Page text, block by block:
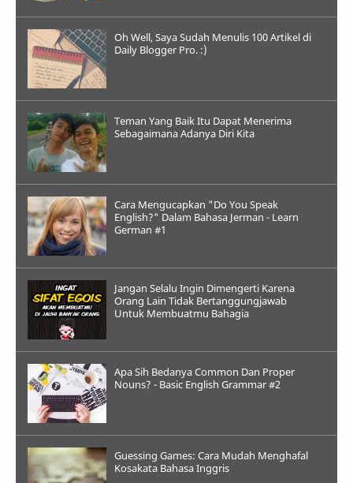
Oh Well, Saya Sudah Menulis 100 Artikel di
Daily Blogger Pro. :)
Teman Yang Baik Itu Dapat Menerima
Sebagaimana Adanya Diri Kita
Cara Mengucapkan "Do You Speak
English?" Dalam Bahasa Jerman - Learn
German #1
Jangan Selalu Ingin Dimengerti Karena
Orang Lain Tidak Bertanggungjawab
Untuk Membuatmu Bahagia
Apa Sih Bedanya Common Dan Proper
Nouns? - Basic English Grammar #2
Guessing Games: Cara Mudah Menghafal
Kosakata Bahasa Inggris